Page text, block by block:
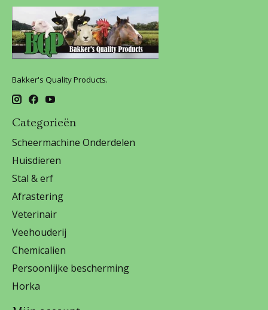
Bakker's Quality Products.
Categorieën
Scheermachine Onderdelen
Huisdieren
Stal & erf
Afrastering
Veterinair
Veehouderij
Chemicalien
Persoonlijke bescherming
Horka